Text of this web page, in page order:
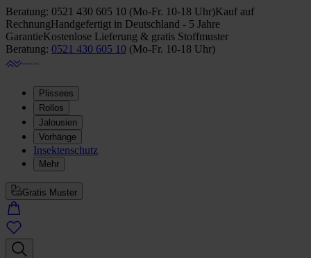
Beratung: 0521 430 605 10 (Mo-Fr. 10-18 Uhr)Kauf auf
RechnungHandgefertigt in Deutschland - 5 Jahre
GarantieKostenlose Lieferung & gratis Stoffmuster
Beratung: 0521 430 605 10 (Mo-Fr. 10-18 Uhr)
Plissees
Rollos
Jalousien
Vorhänge
Insektenschutz
Mehr
Gratis Muster